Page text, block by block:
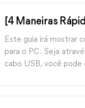
[4 Maneiras
do Samsung para
Este guia irá mostrar
para o PC. Seja
cabo USB, você pode